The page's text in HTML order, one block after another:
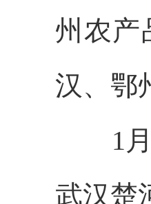
州农产
汉、鄂
1月
武汉楚